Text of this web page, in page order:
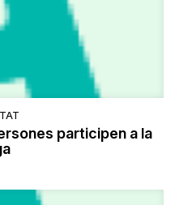
participen a la